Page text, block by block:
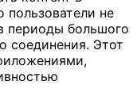
не
периоды большого
соединения. Этот